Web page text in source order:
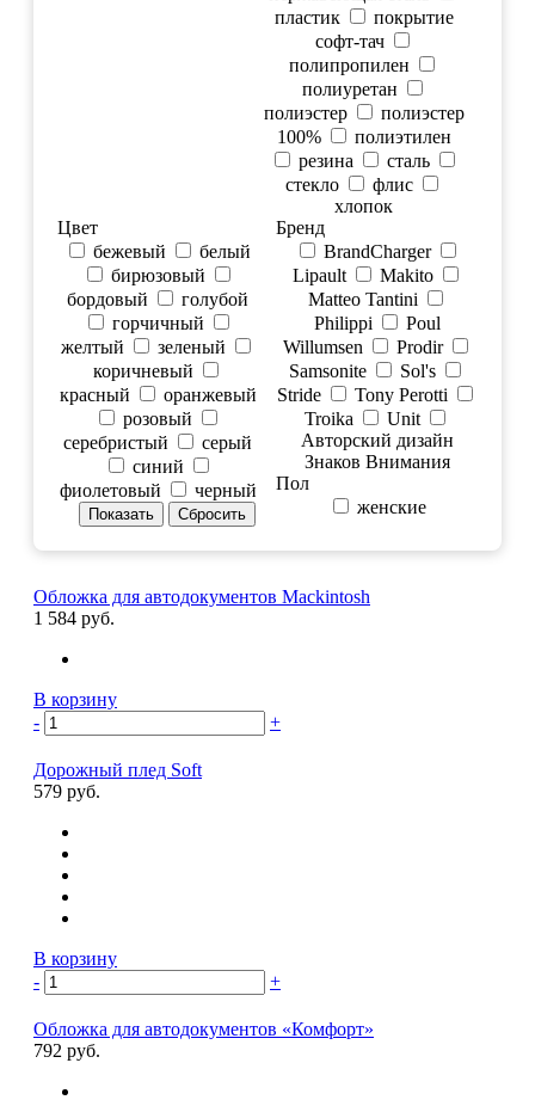
пластик
покрытие
софт-тач
полипропилен
полиуретан
полиэстер
полиэстер
100%
полиэтилен
резина
сталь
стекло
флис
хлопок
Бренд
BrandCharger
Lipault
Makito
Matteo Tantini
Philippi
Poul
Willumsen
Prodir
Samsonite
Sol's
Stride
Tony Perotti
Troika
Unit
Авторский дизайн
Знаков Внимания
Цвет
бежевый
белый
бирюзовый
бордовый
голубой
горчичный
желтый
зеленый
коричневый
красный
оранжевый
розовый
серебристый
серый
синий
фиолетовый
черный
Пол
женские
Обложка для автодокументов Mackintosh
1 584 руб.
В корзину
-
+
Дорожный плед Soft
579 руб.
В корзину
-
+
Обложка для автодокументов «Комфорт»
792 руб.